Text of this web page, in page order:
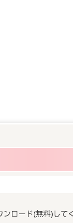
ンロード(無料)して